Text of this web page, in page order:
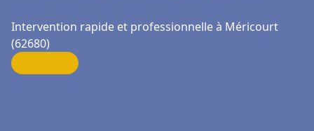
Intervention rapide et professionnelle à Méricourt
(62680)